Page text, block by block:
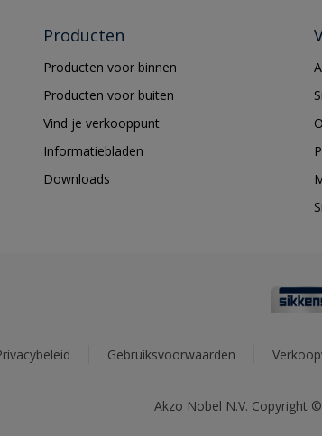
Producten
Producten voor binnen
Producten voor buiten
Vind je verkooppunt
Informatiebladen
Downloads
Gebruiksvoorwaarden
Akzo Nobel N.V. Copyright